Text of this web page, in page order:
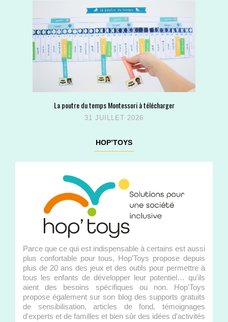
La poutre du temps Montessori à télécharger
31 JUILLET 2026
HOP’TOYS
Parce que ce qui est indispensable à certains est aussi
plus confortable pour tous, Hop'Toys propose depuis
plus de 20 ans des jeux et des outils pour permettre à
tous les enfants de développer leur potentiel… qu'ils
aient des besoins spécifiques ou non. Hop'Toys
propose également sur son blog des supports gratuits
de sensibilisation, articles de fond, témoignages
d'experts et de familles et bien sûr des idées d'activités